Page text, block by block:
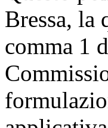
Bressa, la
comma 1